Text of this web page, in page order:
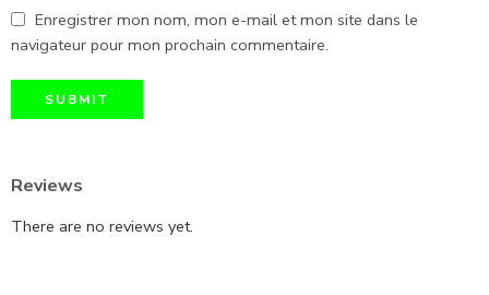
Enregistrer mon nom, mon e-mail et mon site dans le
navigateur pour mon prochain commentaire.
Reviews
There are no reviews yet.